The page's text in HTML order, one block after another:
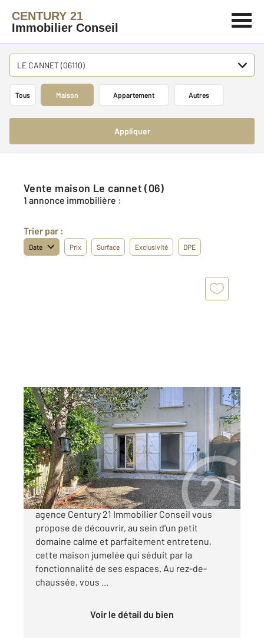
CENTURY 21
Immobilier Conseil
LE CANNET (06110)
Tous Maison Appartement Autres
Appliquer
Vente maison Le cannet (06)
1 annonce immobilière :
Trier par :
Date Prix Surface Exclusivité DPE
LE CANNET 06
89,01 m2, 4 pièces
Ref : 53956
Maison à vendre
425 000 €
LE CANNET LIMITE CANNES LA BOCCA : Votre
agence Century 21 Immobilier Conseil vous
propose de découvrir, au sein d'un petit
domaine calme et parfaitement entretenu,
cette maison jumelée qui séduit par la
fonctionnalité de ses espaces. Au rez-de-
chaussée, vous ...
Voir le détail du bien